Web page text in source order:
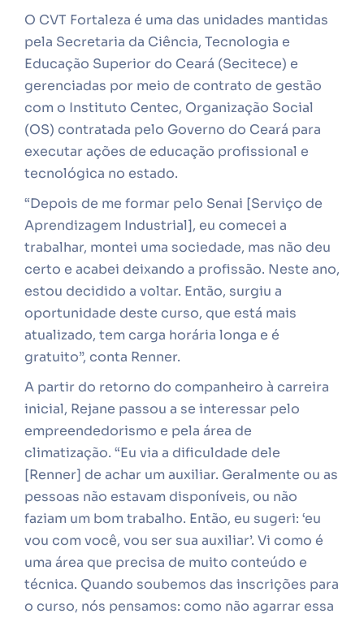
O CVT Fortaleza é uma das unidades mantidas
pela Secretaria da Ciência, Tecnologia e
Educação Superior do Ceará (Secitece) e
gerenciadas por meio de contrato de gestão
com o Instituto Centec, Organização Social
(OS) contratada pelo Governo do Ceará para
executar ações de educação profissional e
tecnológica no estado.
“Depois de me formar pelo Senai [Serviço de
Aprendizagem Industrial], eu comecei a
trabalhar, montei uma sociedade, mas não deu
certo e acabei deixando a profissão. Neste ano,
estou decidido a voltar. Então, surgiu a
oportunidade deste curso, que está mais
atualizado, tem carga horária longa e é
gratuito”, conta Renner.
A partir do retorno do companheiro à carreira
inicial, Rejane passou a se interessar pelo
empreendedorismo e pela área de
climatização. “Eu via a dificuldade dele
[Renner] de achar um auxiliar. Geralmente ou as
pessoas não estavam disponíveis, ou não
faziam um bom trabalho. Então, eu sugeri: ‘eu
vou com você, vou ser sua auxiliar’. Vi como é
uma área que precisa de muito conteúdo e
técnica. Quando soubemos das inscrições para
o curso, nós pensamos: como não agarrar essa